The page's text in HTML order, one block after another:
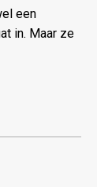
een
in. Maar ze